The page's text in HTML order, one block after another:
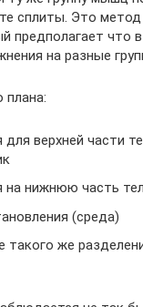
сплиты. Это
предполагает что
на разные
плана:
для верхней части
на нижнюю часть
(среда)
такого же